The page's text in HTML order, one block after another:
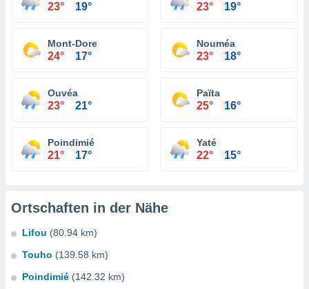
23° 19° 23° 19°
Mont-Dore
24° 17°
Nouméa
23° 18°
Ouvéa
23° 21°
Païta
25° 16°
Poindimié
21° 17°
Yaté
22° 15°
Ortschaften in der Nähe
Lifou (80.94 km)
Touho (139.58 km)
Poindimié (142.32 km)